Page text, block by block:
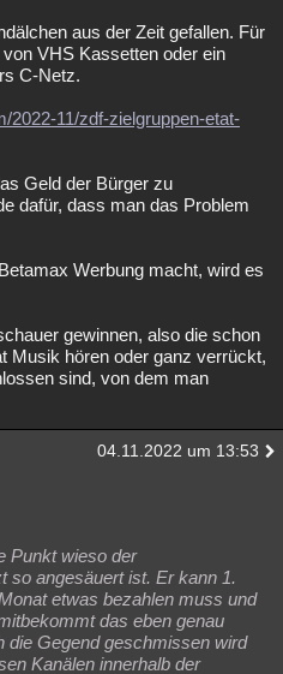
aus der Zeit gefallen. Für
VHS Kassetten oder ein
C-Netz.
2022-11/zdf-zielgruppen-etat-
Geld der Bürger zu
dafür, dass man das Problem
Werbung macht, wird es
gewinnen, also die schon
Musik hören oder ganz verrückt,
sind, von dem man
04.11.2022 um 13:53
Punkt wieso der
so angesäuert ist. Er kann 1.
etwas bezahlen muss und
das eben genau
die Gegend geschmissen wird
Kanälen innerhalb der